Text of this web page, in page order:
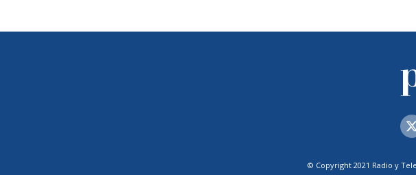
© Copyright 2021 Radio y